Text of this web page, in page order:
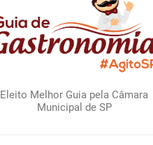
Eleito Melhor Guia pela Câmara
Municipal de SP